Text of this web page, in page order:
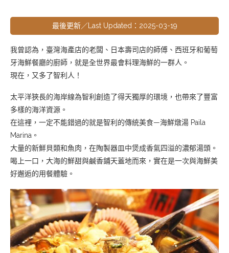
最後更新／Last Updated：2025-03-19
我曾認為，臺灣海產店的老闆、日本壽司店的師傅、西班牙和葡萄
牙海鮮餐廳的廚師，就是全世界最會料理海鮮的一群人。
現在，又多了智利人！
太平洋狹長的海岸線為智利創造了得天獨厚的環境，也帶來了豐富
多樣的海洋資源。
在這裡，一定不能錯過的就是智利的傳統美食—海鮮燉湯 Paila
Marina。
大量的新鮮貝類和魚肉，在陶製器皿中煲成香氣四溢的濃郁湯頭。
喝上一口，大海的鮮甜與鹹香鋪天蓋地而來，實在是一次與海鮮美
好邂逅的用餐體驗。